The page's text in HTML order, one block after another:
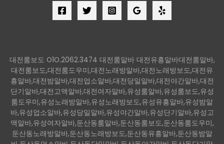
대전룸보도 O1O.2062.3474 대전룸알바 대전유흥알바대전룸알바,
대전룸보도,대전룸도우미,대전노래방알바,대전노래방보도,대전유
흥알바,대전밤알바,대전업소알바,대전당일알바,대전야간알바,대전
단기알바,대전고액알바,대전여자알바,유성룸알바,유성룸보도,유성
룸도우미,유성노래방알바,유성노래방보도,유성유흥알바,유성밤알
바,유성업소알바,유성당일알바,유성야간알바,유성단기알바,유성고
액알바,유성여자알바,둔산동룸알바,둔산동룸보도,둔산동룸도우미,
둔산동노래방알바,둔산동노래방보도,둔산동유흥알바,둔산동밤알